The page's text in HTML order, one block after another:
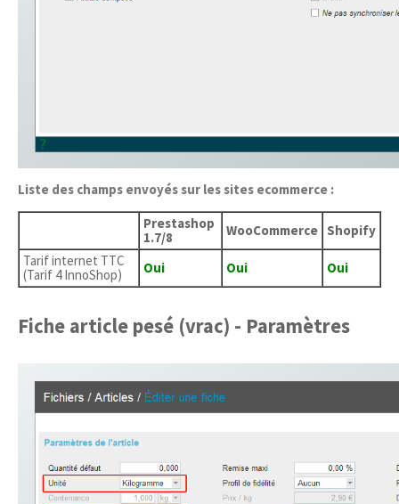
Liste des champs envoyés sur les sites ecommerce :
Prestashop
1.7/8
WooCommerce Shopify
Tarif internet TTC
(Tarif 4 InnoShop)
Oui Oui Oui
Fiche article pesé (vrac) - Paramètres